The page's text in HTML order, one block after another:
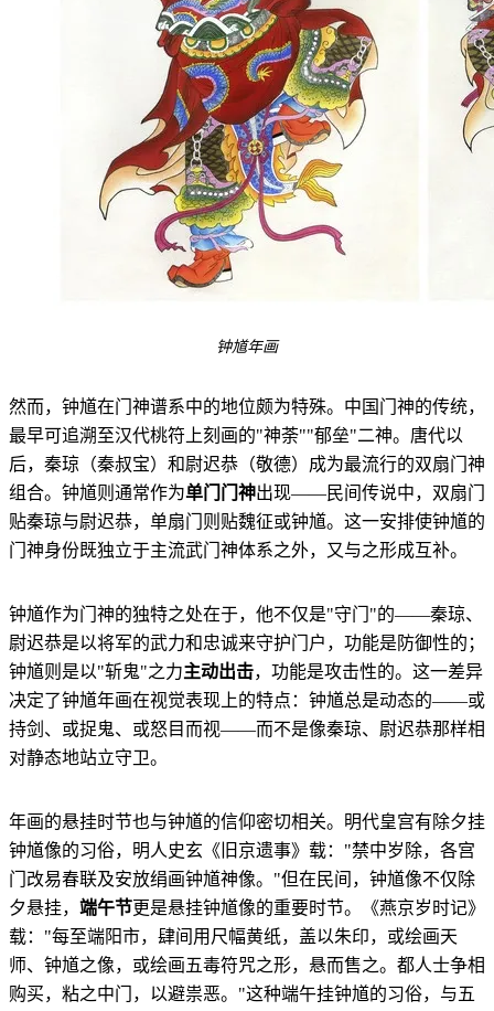
钟馗年画
然而，钟馗在门神谱系中的地位颇为特殊。中国门神的传统，
最早可追溯至汉代桃符上刻画的"神荼""郁垒"二神。唐代以
后，秦琼（秦叔宝）和尉迟恭（敬德）成为最流行的双扇门神
组合。钟馗则通常作为单门门神出现——民间传说中，双扇门
贴秦琼与尉迟恭，单扇门则贴魏征或钟馗。这一安排使钟馗的
门神身份既独立于主流武门神体系之外，又与之形成互补。
钟馗作为门神的独特之处在于，他不仅是"守门"的——秦琼、
尉迟恭是以将军的武力和忠诚来守护门户，功能是防御性的；
钟馗则是以"斩鬼"之力主动出击，功能是攻击性的。这一差异
决定了钟馗年画在视觉表现上的特点：钟馗总是动态的——或
持剑、或捉鬼、或怒目而视——而不是像秦琼、尉迟恭那样相
对静态地站立守卫。
年画的悬挂时节也与钟馗的信仰密切相关。明代皇宫有除夕挂
钟馗像的习俗，明人史玄《旧京遗事》载："禁中岁除，各宫
门改易春联及安放绢画钟馗神像。"但在民间，钟馗像不仅除
夕悬挂， 端午节更是悬挂钟馗像的重要时节。《燕京岁时记》
载："每至端阳市，肆间用尺幅黄纸，盖以朱印，或绘画天
师、钟馗之像，或绘画五毒符咒之形，悬而售之。都人士争相
购买，粘之中门，以避祟恶。"这种端午挂钟馗的习俗，与五